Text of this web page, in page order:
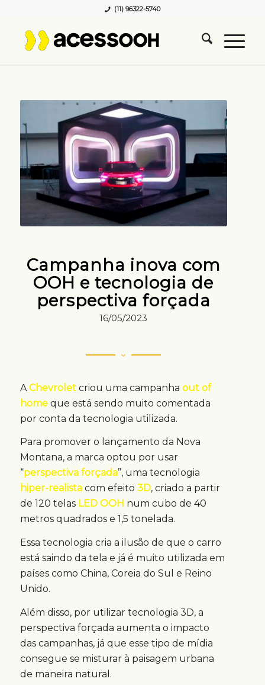
(11) 96322-5740
Campanha inova com
OOH e tecnologia de
perspectiva forçada
16/05/2023
A Chevroletcriou uma campanha out of
homeque está sendo muito comentada
por conta da tecnologia utilizada.
Para promover o lançamento da Nova
Montana, a marca optou por usar
“perspectiva forçada”, uma tecnologia
hiper-realistacom efeito 3D, criado a partir
de 120 telas LED OOH num cubo de 40
metros quadrados e 1,5 tonelada.
Essa tecnologia cria a ilusão de que o carro
está saindo da tela e já é muito utilizada em
países como China, Coreia do Sul e Reino
Unido.
Além disso, por utilizar tecnologia 3D, a
perspectiva forçada aumenta o impacto
das campanhas, já que esse tipo de mídia
consegue se misturar à paisagem urbana
de maneira natural.